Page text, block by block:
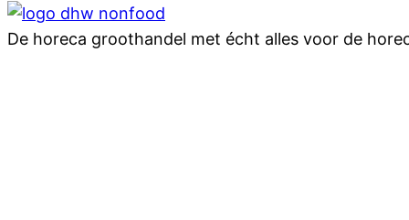
De horeca groothandel met écht alles voor de